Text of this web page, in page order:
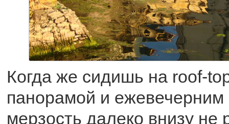
Когда же сидишь на roof-
панорамой и ежевечерним
мерзость далеко внизу не